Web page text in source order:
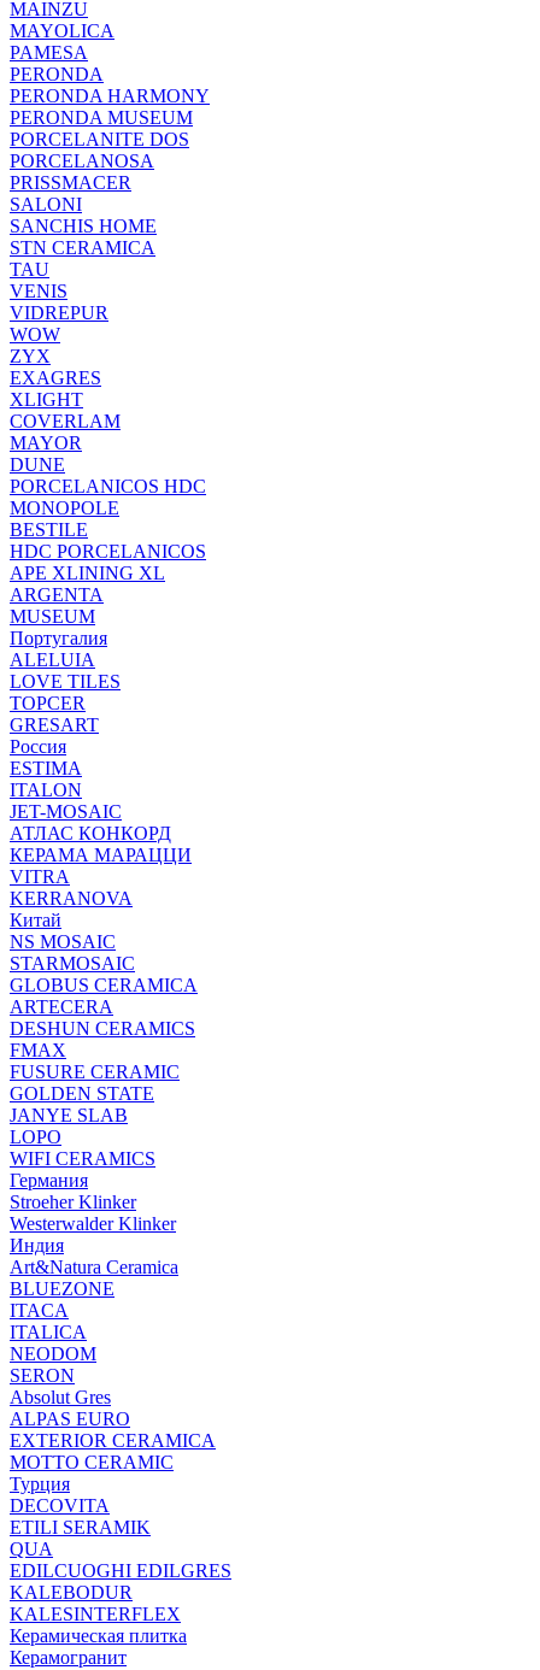
MAINZU
MAYOLICA
PAMESA
PERONDA
PERONDA HARMONY
PERONDA MUSEUM
PORCELANITE DOS
PORCELANOSA
PRISSMACER
SALONI
SANCHIS HOME
STN CERAMICA
TAU
VENIS
VIDREPUR
WOW
ZYX
EXAGRES
XLIGHT
COVERLAM
MAYOR
DUNE
PORCELANICOS HDC
MONOPOLE
BESTILE
HDC PORCELANICOS
APE XLINING XL
ARGENTA
MUSEUM
Португалия
ALELUIA
LOVE TILES
TOPCER
GRESART
Россия
ESTIMA
ITALON
JET-MOSAIC
АТЛАС КОНКОРД
КЕРАМА МАРАЦЦИ
VITRA
KERRANOVA
Китай
NS MOSAIC
STARMOSAIC
GLOBUS CERAMICA
ARTECERA
DESHUN CERAMICS
FMAX
FUSURE CERAMIC
GOLDEN STATE
JANYE SLAB
LOPO
WIFI CERAMICS
Германия
Stroeher Klinker
Westerwalder Klinker
Индия
Art&Natura Ceramica
BLUEZONE
ITACA
ITALICA
NEODOM
SERON
Absolut Gres
ALPAS EURO
EXTERIOR CERAMICA
MOTTO CERAMIC
Турция
DECOVITA
ETILI SERAMIK
QUA
EDILCUOGHI EDILGRES
KALEBODUR
KALESINTERFLEX
Керамическая плитка
Керамогранит